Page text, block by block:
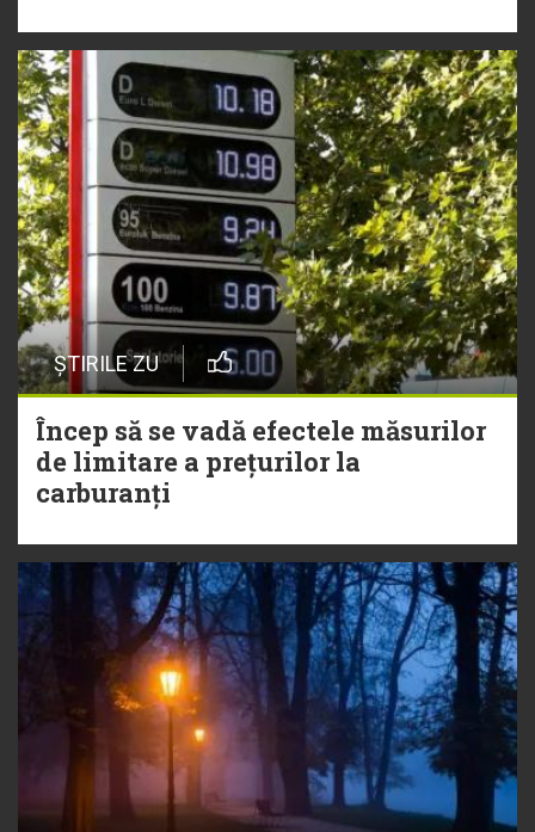
ȘTIRILE ZU
Încep să se vadă efectele măsurilor
de limitare a prețurilor la
carburanți